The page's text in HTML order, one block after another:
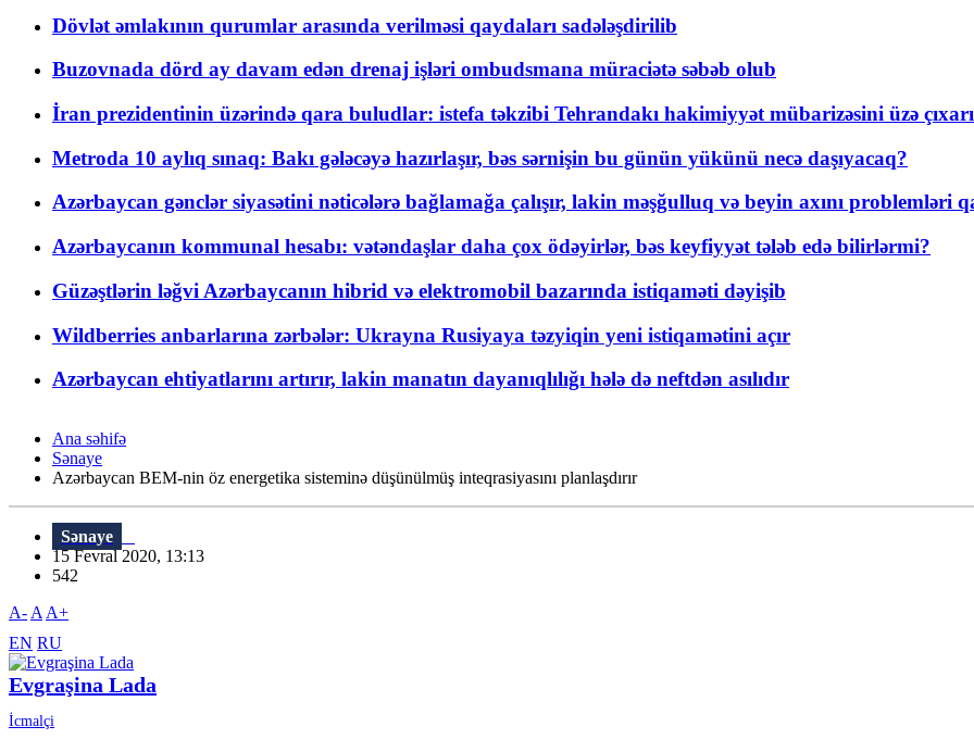
Dövlət əmlakının qurumlar arasında verilməsi qaydaları sadələşdirilib
Buzovnada dörd ay davam edən drenaj işləri ombudsmana müraciətə səbəb olub
İran prezidentinin üzərində qara buludlar: istefa təkzibi Tehrandakı hakimiyyət mübarizəsini üzə
Metroda 10 aylıq sınaq: Bakı gələcəyə hazırlaşır, bəs sərnişin bu günün yükünü necə daşıyacaq?
Azərbaycan gənclər siyasətini nəticələrə bağlamağa çalışır, lakin məşğulluq və beyin axını problemləri
Azərbaycanın kommunal hesabı: vətəndaşlar daha çox ödəyirlər, bəs keyfiyyət tələb edə bilirlərmi?
Güzəştlərin ləğvi Azərbaycanın hibrid və elektromobil bazarında istiqaməti dəyişib
Wildberries anbarlarına zərbələr: Ukrayna Rusiyaya təzyiqin yeni istiqamətini açır
Azərbaycan ehtiyatlarını artırır, lakin manatın dayanıqlılığı hələ də neftdən asılıdır
Ana səhifə
Sənaye
Azərbaycan BEM-nin öz energetika sisteminə düşünülmüş inteqrasiyasını planlaşdırır
Sənaye
15 Fevral 2020, 13:13
542
A- A A+
EN RU
Evgraşina Lada
İcmalçi